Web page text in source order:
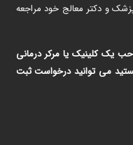
و دکتر معالج خود مراجعه
یک کلینیک یا مرکر درمانی
می توانید درخواست ثبت